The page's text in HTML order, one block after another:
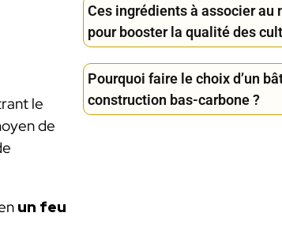
le
de
un feu
Ces ingrédients à associer au
pour booster la qualité des
Pourquoi faire le choix d’un
construction bas-carbone ?